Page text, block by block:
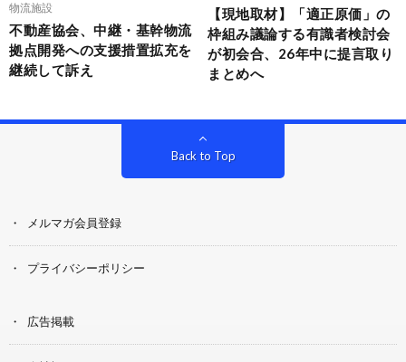
物流施設
不動産協会、中継・基幹物流
拠点開発への支援措置拡充を
継続して訴え
【現地取材】「適正原価」の
枠組み議論する有識者検討会
が初会合、26年中に提言取り
まとめへ
Back to Top
メルマガ会員登録
プライバシーポリシー
広告掲載